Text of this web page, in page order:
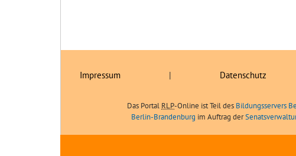
Impressum | Datenschutz
Das Portal RLP-Online ist Teil des Bildungsservers
Berlin-Brandenburg im Auftrag der